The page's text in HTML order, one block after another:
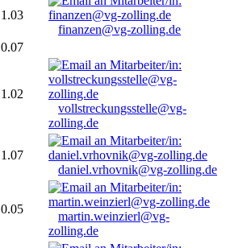
1.03
finanzen@vg-zolling.de
0.07
1.02
vollstreckungsstelle@vg-
zolling.de
1.07
daniel.vrhovnik@vg-zolling.de
0.05
martin.weinzierl@vg-
zolling.de